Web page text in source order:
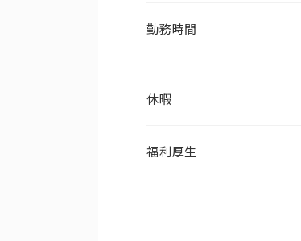
勤務時間
休暇
福利厚生